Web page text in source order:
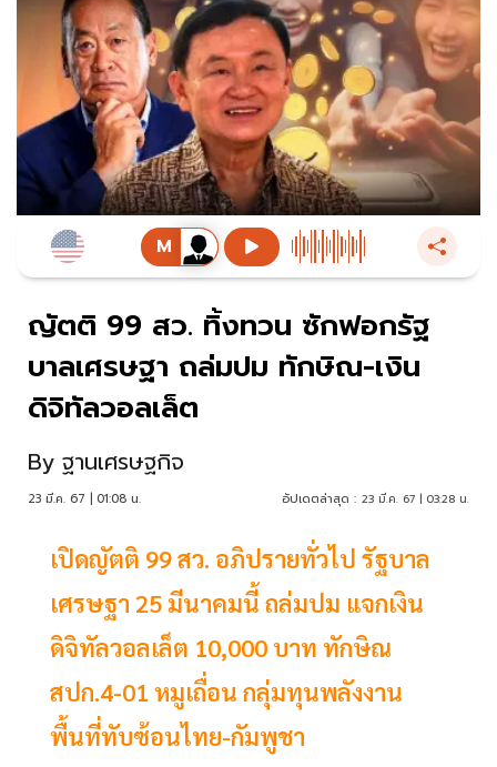
ญัตติ 99 สว. ทิ้งทวน ซักฟอกรัฐ
บาลเศรษฐา ถล่มปม ทักษิณ-เงิน
ดิจิทัลวอลเล็ต
By ฐานเศรษฐกิจ
23 มี.ค. 67 | 01:08 น. อัปเดตล่าสุด : 23 มี.ค. 67 | 03:28 น.
เปิดญัตติ 99 สว. อภิปรายทั่วไป รัฐบาล
เศรษฐา 25 มีนาคมนี้ ถล่มปม แจกเงิน
ดิจิทัลวอลเล็ต 10,000 บาท ทักษิณ
สปก.4-01 หมูเถื่อน กลุ่มทุนพลังงาน
พื้นที่ทับซ้อนไทย-กัมพูชา